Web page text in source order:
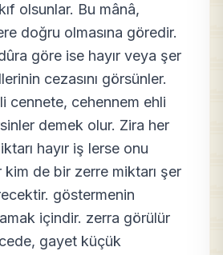
olsunlar. Bu mânâ,
doğru olmasına göredir.
göre ise hayır veya şer
cezasını görsünler.
cennete, cehennem ehli
demek olur. Zira her
hayır iş lerse onu
de bir zerre miktarı şer
göstermenin
içindir. zerra görülür
gayet küçük